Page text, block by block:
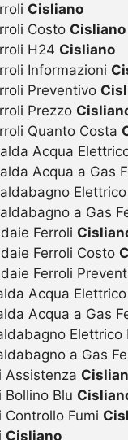
Cisliano
Costo Cisliano
H24 Cisliano
Informazioni
Preventivo
Prezzo
Quanto Costa
Acqua
Acqua a Gas
Elettrico
a Gas
Ferroli
Ferroli Costo
Ferroli
Acqua
Acqua a Gas
Elettrico
a Gas
Assistenza
Bollino Blu
Controllo Fumi
Cisliano